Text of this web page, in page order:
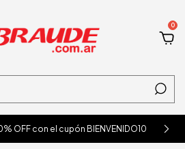
0
OFF con el cupón BIENVENIDO10